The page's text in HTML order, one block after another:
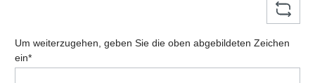
Um weiterzugehen, geben Sie die oben abgebildeten Zeichen
ein*